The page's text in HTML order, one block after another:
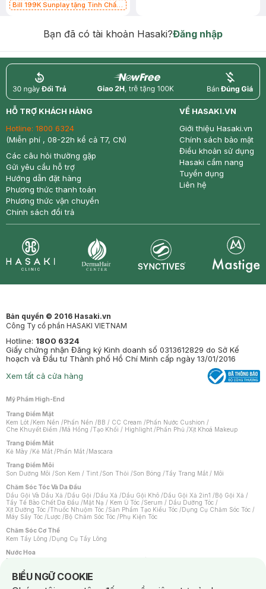
Bill 199K Sunplay tặng Tinh Chất
Bạn đã có tài khoản Hasaki?Đăng nhập
return nowfree price
HỖ TRỢ KHÁCH HÀNG
Hotline: 1800 6324
(Miễn phí , 08-22h kể cả T7, CN)
Các câu hỏi thường gặp
Gửi yêu cầu hỗ trợ
Hướng dẫn đặt hàng
Phương thức thanh toán
Phương thức vận chuyển
Chính sách đổi trả
VỀ HASAKI.VN
Giới thiệu Hasaki.vn
Chính sách bảo mật
Điều khoản sử dụng
Hasaki cẩm nang
Tuyển dụng
Liên hệ
Bản quyền © 2016 Hasaki.vn
Công Ty cổ phần HASAKI VIETNAM
Hotline: 1800 6324
Giấy chứng nhận Đăng ký Kinh doanh số 0313612829 do Sở Kế
hoạch và Đầu tư Thành phố Hồ Chí Minh cấp ngày 13/01/2016
Xem tất cả cửa hàng
Mỹ Phẩm High-End
Trang Điểm Mặt
Kem Lót /Kem Nền /Phấn Nền /BB / CC Cream /Phấn Nước Cushion /
Che Khuyết Điểm /Má Hồng /Tạo Khối / Highlight /Phấn Phủ /Xịt Khoá Makeup
Trang Điểm Mắt
Kẻ Mày /Kẻ Mắt /Phấn Mắt /Mascara
Trang Điểm Môi
Son Dưỡng Môi /Son Kem / Tint /Son Thỏi /Son Bóng /Tẩy Trang Mắt / Môi
Chăm Sóc Tóc Và Da Đầu
Dầu Gội Và Dầu Xả /Dầu Gội /Dầu Xả /Dầu Gội Khô /Dầu Gội Xả 2in1 /Bộ Gội Xả /
Tẩy Tế Bào Chết Da Đầu /Mặt Nạ / Kem Ủ Tóc /Serum / Dầu Dưỡng Tóc /
Xịt Dưỡng Tóc /Thuốc Nhuộm Tóc /Sản Phẩm Tạo Kiểu Tóc /Dụng Cụ Chăm Sóc Tóc /
Máy Sấy Tóc /Lược /Bộ Chăm Sóc Tóc /Phụ Kiện Tóc
Chăm Sóc Cơ Thể
Kem Tẩy Lông /Dụng Cụ Tẩy Lông
Nước Hoa
Nước Hoa Nữ
Chăm Sóc Cá Nhân
BIỂU NGỮ COOKIE
Notice about cookies usage